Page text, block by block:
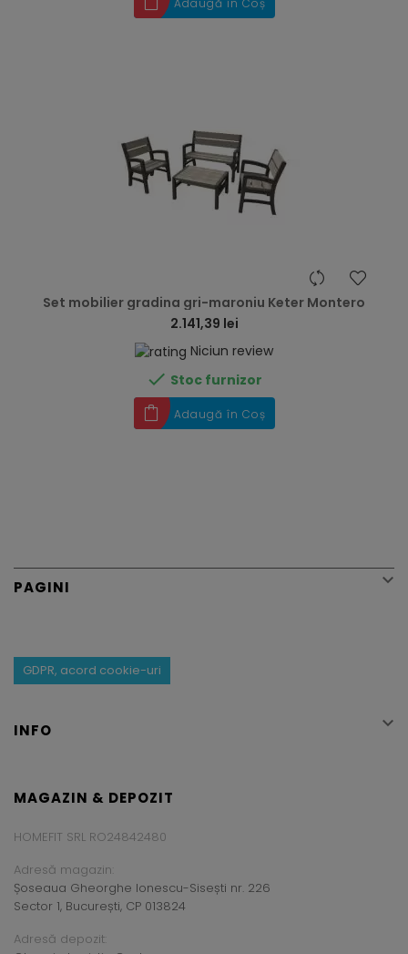
Set mobilier gradina gri-maroniu Keter Montero
2.141,39 lei
Niciun review
 Stoc furnizor
Adaugă în Coș
PAGINI 
GDPR, acord cookie-uri
INFO 
MAGAZIN & DEPOZIT
HOMEFIT SRL RO24842480
Adresă magazin:
Șoseaua Gheorghe Ionescu-Sisești nr. 226
Sector 1, București, CP 013824
Adresă depozit: